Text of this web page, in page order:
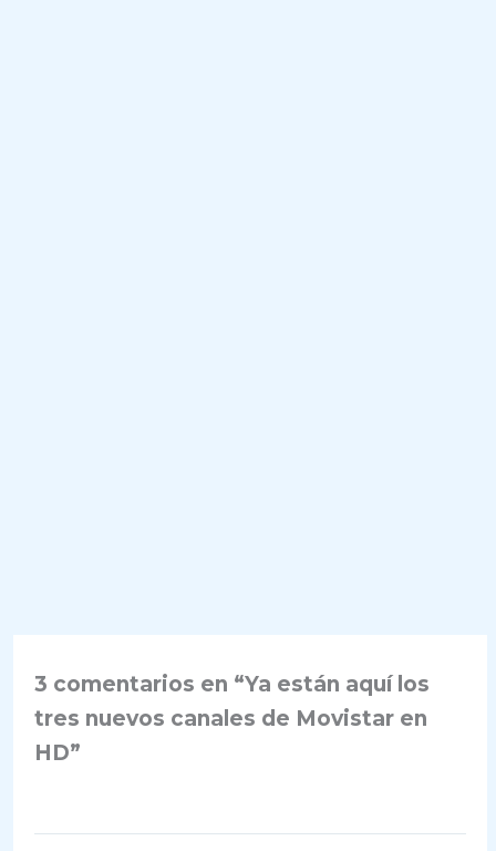
3 comentarios en “Ya están aquí los
tres nuevos canales de Movistar en
HD”